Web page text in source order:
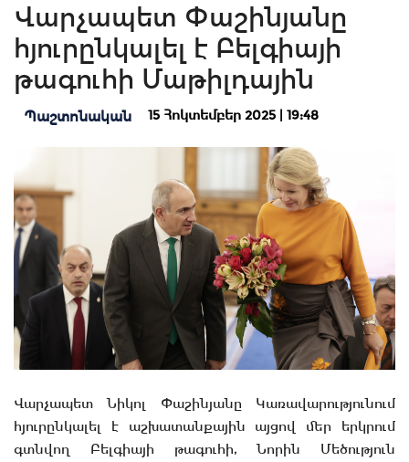
Վարչապետ Փաշինյանը
հյուրընկալել է Բելգիայի
թագուհի Մաթիլդային
Պաշտոնական 15 Հոկտեմբեր 2025 | 19:48
Վարչապետ Նիկոլ Փաշինյանը Կառավարությունում
հյուրընկալել է աշխատանքային այցով մեր երկրում
գտնվող Բելգիայի թագուհի, Նորին Մեծություն